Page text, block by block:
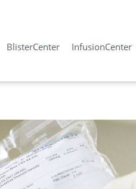
BlisterCenter InfusionCenter